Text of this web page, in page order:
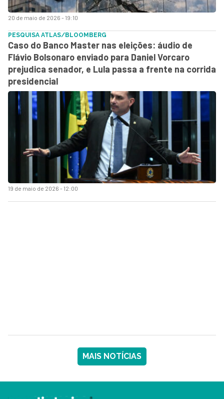
20 de maio de 2026 - 19:10
19 de maio de 2026 - 12:00
PESQUISA ATLAS/BLOOMBERG
Caso do Banco Master nas eleições: áudio de
Flávio Bolsonaro enviado para Daniel Vorcaro
prejudica senador, e Lula passa a frente na corrida
presidencial
MAIS NOTÍCIAS